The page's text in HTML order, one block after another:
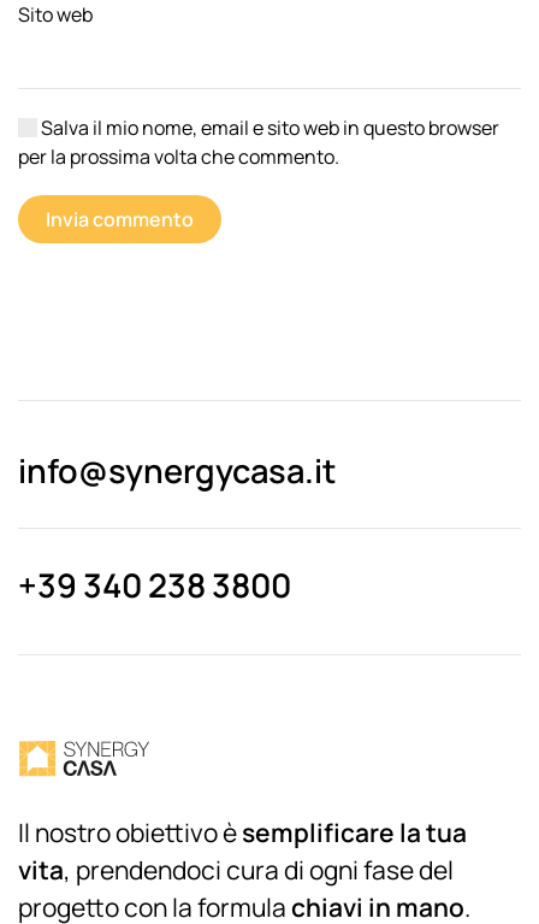
Sito web
Salva il mio nome, email e sito web in questo browser
per la prossima volta che commento.
Invia commento
info@synergycasa.it
+39 340 238 3800
Il nostro obiettivo èsemplificare la tua
vita, prendendoci cura di ogni fase del
progetto con la formulachiavi in mano.